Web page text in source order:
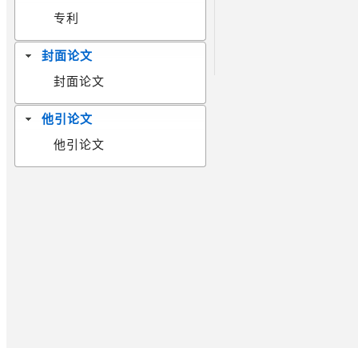
专利
封面论文
封面论文
他引论文
他引论文